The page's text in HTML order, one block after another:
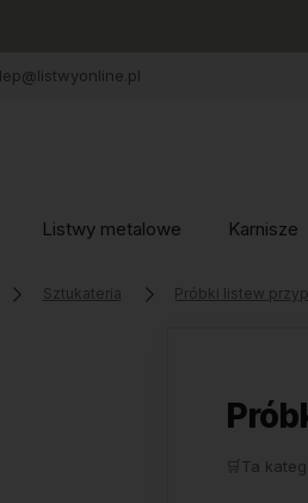
Listwy metalowe Karnisze
Sztukateria Próbki listew
🛒 Ta